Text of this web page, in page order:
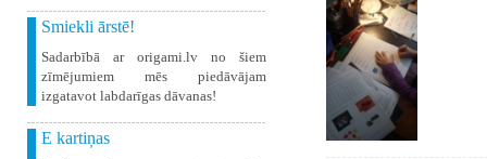
Smiekli ārstē!
Sadarbībā ar origami.lv no šiem
zīmējumiem mēs piedāvājam
izgatavot labdarīgas dāvanas!
E kartiņas